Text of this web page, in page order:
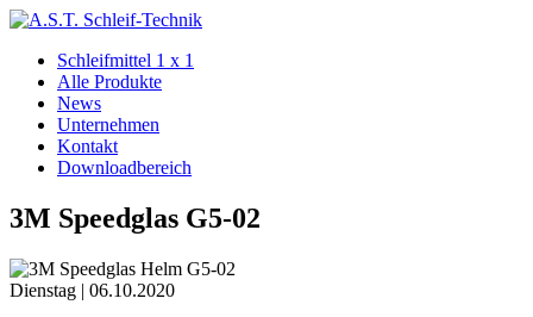
Schleifmittel 1 x 1
Alle Produkte
News
Unternehmen
Kontakt
Downloadbereich
3M Speedglas G5-02
Dienstag | 06.10.2020